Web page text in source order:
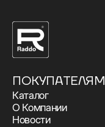
ПОКУПАТЕЛЯМ
Каталог
О Компании
Новости